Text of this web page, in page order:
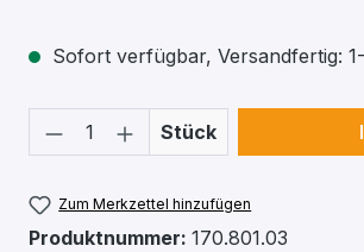
Sofort verfügbar, Versandfertig:
Produkt Anzahl: Gib
Stück
Zum Merkzettel hinzufügen
Produktnummer: 170.801.03